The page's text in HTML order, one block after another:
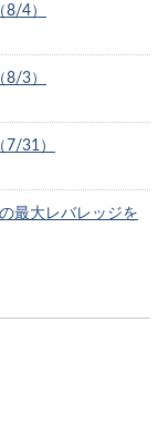
4）
3）
7/31）
最大レバレッジを